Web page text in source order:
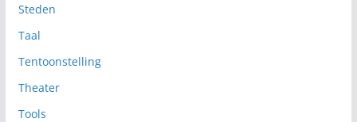
Steden
Taal
Tentoonstelling
Theater
Tools